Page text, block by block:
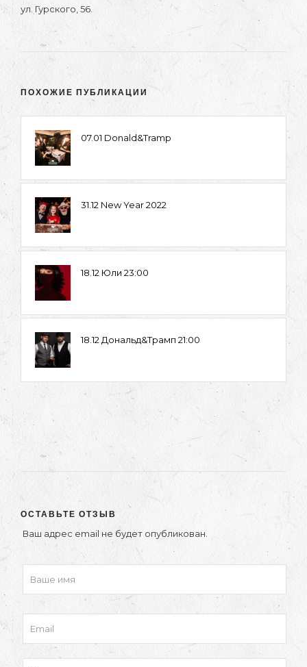
ул. Гурского, 56.
ПОХОЖИЕ ПУБЛИКАЦИИ
07.01 Donald&Tramp
31.12 New Year 2022
18.12 Юли 23:00
18.12 Дональд&Трамп 21:00
ОСТАВЬТЕ ОТЗЫВ
Ваш адрес email не будет опубликован.